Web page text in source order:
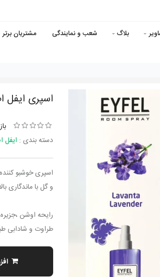
بلاگ شعب و نمایندگی مشتریان برتر
اسپری ایفل
دسته بندی : ایفل
و گل با ماندگاری
رایحه اوشن
طراوت و شادابی